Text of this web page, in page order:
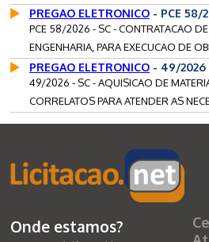
PREGAO ELETRONICO - PCE 58/
PCE 58/2026 - SC - CONTRATACAO
ENGENHARIA, PARA EXECUCAO DE
PREGAO ELETRONICO - 49/2026
49/2026 - SC - AQUISICAO DE
CORRELATOS PARA ATENDER AS
Onde estamos?